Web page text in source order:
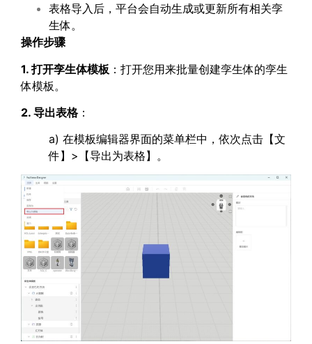
表格导入后，平台会自动生成或更新所有相关孪
生体。
操作步骤
1. 打开孪生体模板 ：打开您用来批量创建孪生体的孪生
体模板。
2. 导出表格：
a) 在模板编辑器界面的菜单栏中，依次点击【文
件】>【导出为表格】。